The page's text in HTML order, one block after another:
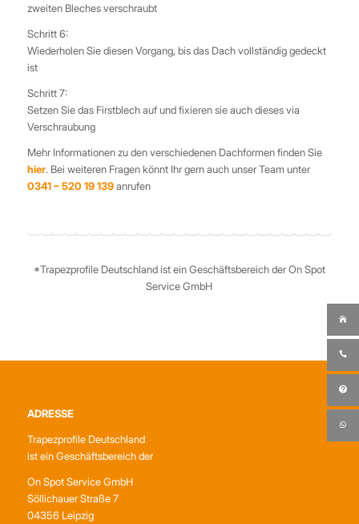
zweiten Bleches verschraubt
Schritt 6:
Wiederholen Sie diesen Vorgang, bis das Dach vollständig gedeckt
ist
Schritt 7:
Setzen Sie das Firstblech auf und fixieren sie auch dieses via
Verschraubung
Mehr Informationen zu den verschiedenen Dachformen finden Sie
hier. Bei weiteren Fragen könnt Ihr gern auch unser Team unter
0341 – 520 19 139anrufen
*Trapezprofile Deutschland ist ein Geschäftsbereich der On Spot
Service GmbH
ADRESSE
Trapezprofile Deutschland
ist ein Geschäftsbereich der
On Spot Service GmbH
Söllichauer Straße 7
04356 Leipzig